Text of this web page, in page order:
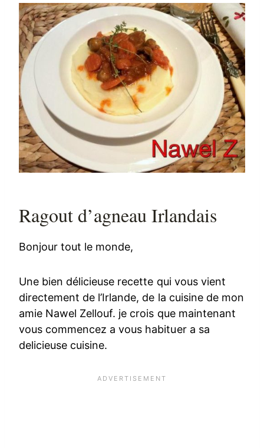
Ragout d’agneau Irlandais
Bonjour tout le monde,
Une bien délicieuse recette qui vous vient
directement de l’Irlande, de la cuisine de mon
amie Nawel Zellouf. je crois que maintenant
vous commencez a vous habituer a sa
delicieuse cuisine.